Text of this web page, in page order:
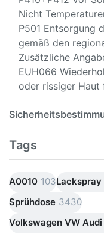
Nicht
P501 Entsorgung
gemäß den
Zusätzliche
EUH066
oder rissiger Haut
Tags
A0010 103Lackspray
Sprühdose 3430
Volkswagen VW Audi